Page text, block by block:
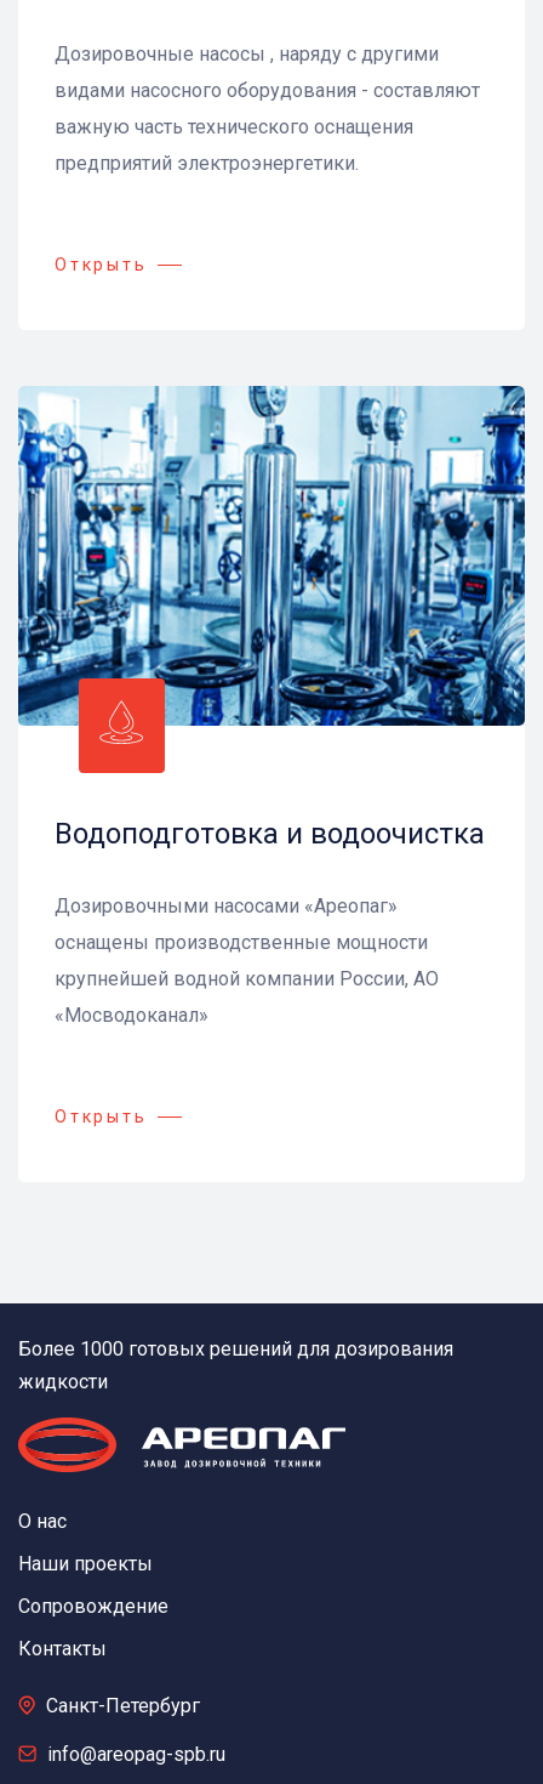
Дозировочные насосы , наряду с другими
видами насосного оборудования - составляют
важную часть технического оснащения
предприятий электроэнергетики.
Открыть
Водоподготовка и водоочистка
Дозировочными насосами «Ареопаг»
оснащены производственные мощности
крупнейшей водной компании России, АО
«Мосводоканал»
Открыть
Более 1000 готовых решений для дозирования
жидкости
О нас
Наши проекты
Сопровождение
Контакты
Санкт-Петербург
info@areopag-spb.ru